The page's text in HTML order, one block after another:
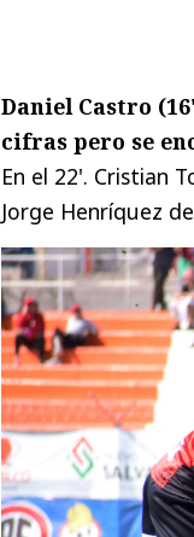
Daniel Castro
cifras pero se
En el 22'. Cristian
Jorge Henríquez